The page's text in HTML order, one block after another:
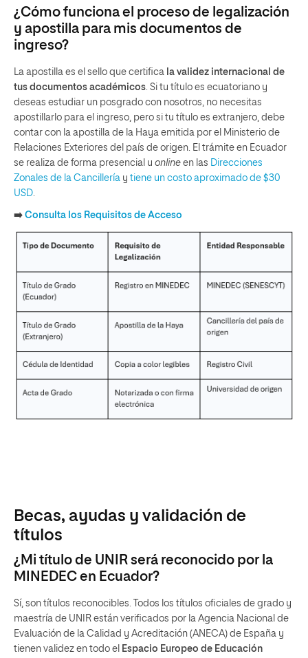
¿Cómo funciona el proceso de legalización
y apostilla para mis documentos de
ingreso?
La apostilla es el sello que certifica la validez internacional de
tus documentos académicos. Si tu título es ecuatoriano y
deseas estudiar un posgrado con nosotros, no necesitas
apostillarlo para el ingreso, pero si tu título es extranjero, debe
contar con la apostilla de la Haya emitida por el Ministerio de
Relaciones Exteriores del país de origen. El trámite en Ecuador
se realiza de forma presencial u online en las Direcciones
Zonales de la Cancillería y tiene un costo aproximado de $30
USD.
➡️ Consulta los Requisitos de Acceso
Becas, ayudas y validación de
títulos
¿Mi título de UNIR será reconocido por la
MINEDEC en Ecuador?
Sí, son títulos reconocibles. Todos los títulos oficiales de grado y
maestría de UNIR están verificados por la Agencia Nacional de
Evaluación de la Calidad y Acreditación (ANECA) de España y
tienen validez en todo el Espacio Europeo de Educación